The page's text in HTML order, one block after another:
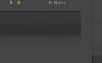
3 : 3 E-SuSu